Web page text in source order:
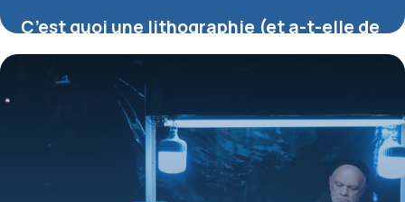
C’est quoi une lithographie (et a-t-elle de
la valeur) ?
16 juillet 2026